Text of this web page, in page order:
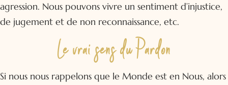
agression. Nous pouvons vivre un sentiment d’injustice,
de jugement et de non reconnaissance, etc.
Le vrai sens du Pardon
Si nous nous rappelons que le Monde est en Nous, alors